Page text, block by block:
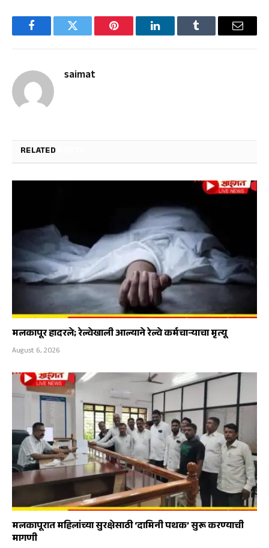
FacebookTwitter Pinterest LinkedInTumblr Email
saimat
RELATED
मलकापूर हादरले; रेल्वेखाली आल्याने रेल्वे कर्मचाऱ्याचा मृत्यू
August 6, 2026
मलकापूरात महिलांच्या सुरक्षेसाठी ‘दामिनी पथक’ सुरू करण्याची
मागणी